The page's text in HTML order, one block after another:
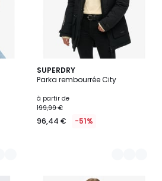
SUPERDRY
Parka rembourrée City
à partir de
199,99 €
96,44 € -51%
2
Couleurs